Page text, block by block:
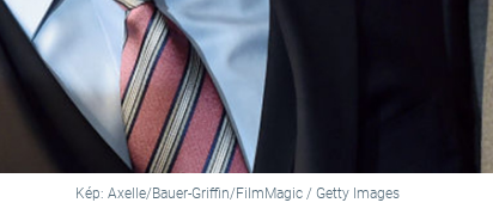
Kép: Axelle/Bauer-Griffin/FilmMagic / Getty Images